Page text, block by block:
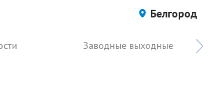
Белгород
Заводные выходные